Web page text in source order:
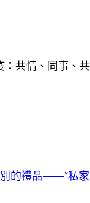
共情、同事、
的禮品——“私